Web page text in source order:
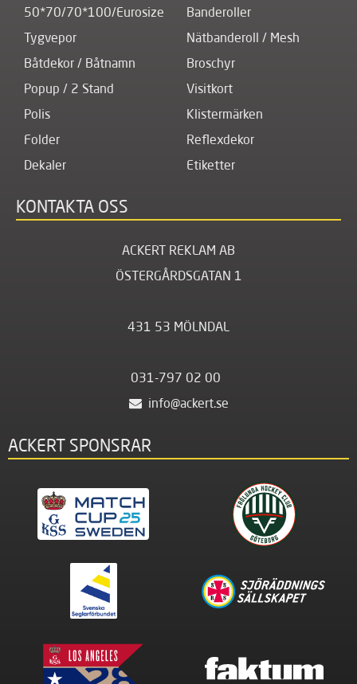
50*70/70*100/Eurosize
Banderoller
Tygvepor
Nätbanderoll / Mesh
Båtdekor / Båtnamn
Broschyr
Popup / 2 Stand
Visitkort
Polis
Klistermärken
Folder
Reflexdekor
Dekaler
Etiketter
KONTAKTA OSS
ACKERT REKLAM AB
ÖSTERGÅRDSGATAN 1
431 53 MÖLNDAL
031-797 02 00
info@ackert.se
ACKERT SPONSRAR